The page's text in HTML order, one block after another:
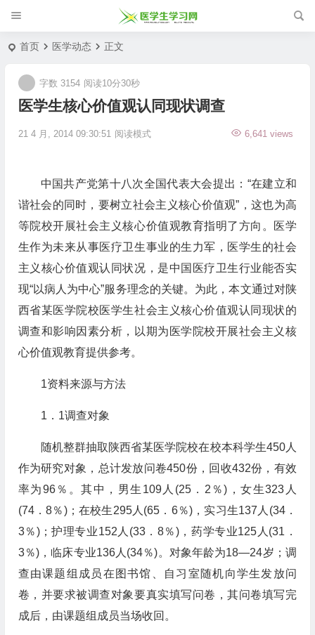
首页 医学动态 正文
医学生核心价值观认同现状调查
21 4 月, 2014 09:30:51 6,641 views
字数 3154 阅读10分30秒
阅读模式
中国共产党第十八次全国代表大会提出：“在建立和
谐社会的同时，要树立社会主义核心价值观”，这也为高
等院校开展社会主义核心价值观教育指明了方向。医学
生作为未来从事医疗卫生事业的生力军，医学生的社会
主义核心价值观认同状况，是中国医疗卫生行业能否实
现“以病人为中心”服务理念的关键。为此，本文通过对陕
西省某医学院校医学生社会主义核心价值观认同现状的
调查和影响因素分析，以期为医学院校开展社会主义核
心价值观教育提供参考。
1资料来源与方法
1．1调查对象
随机整群抽取陕西省某医学院校在校本科学生450人
作为研究对象，总计发放问卷450份，回收432份，有效
率为96％。其中，男生109人(25．2％)，女生323人
(74．8％)；在校生295人(65．6％)，实习生137人(34．
3％)；护理专业152人(33．8％)，药学专业125人(31．
3％)，临床专业136人(34％)。对象年龄为18—24岁；调
查由课题组成员在图书馆、自习室随机向学生发放问
卷，并要求被调查对象要真实填写问卷，其问卷填写完
成后，由课题组成员当场收回。